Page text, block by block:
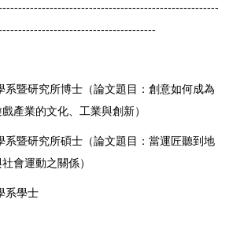
系暨研究所博士（論文題目：創意如何成為
產業的文化、工業與創新）
系暨研究所碩士（論文題目：當運匠聽到地
會運動之關係）
系學士